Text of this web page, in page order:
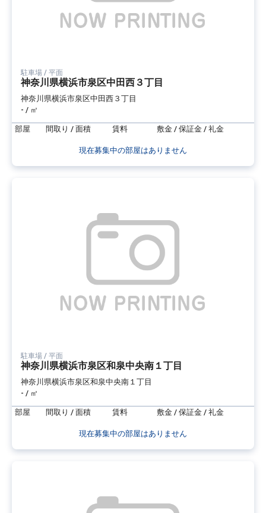
駐車場 / 平面
神奈川県横浜市泉区中田西３丁目
神奈川県横浜市泉区中田西３丁目
- / ㎡
部屋 間取り / 面積 賃料 敷金 / 保証金 / 礼金
現在募集中の部屋はありません
駐車場 / 平面
神奈川県横浜市泉区和泉中央南１丁目
神奈川県横浜市泉区和泉中央南１丁目
- / ㎡
部屋 間取り / 面積 賃料 敷金 / 保証金 / 礼金
現在募集中の部屋はありません